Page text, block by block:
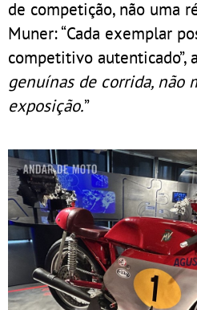
de competição, não uma
Muner: “Cada exemplar
competitivo autenticado”,
genuínas de corrida, não
exposição.”